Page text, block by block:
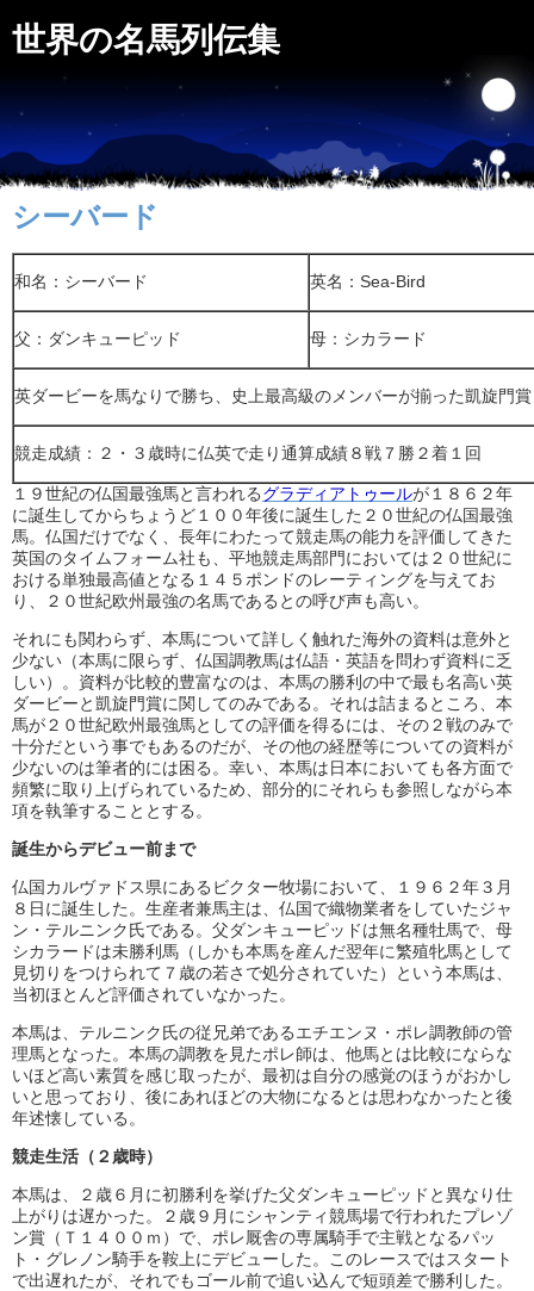
世界の名馬列伝集
シーバード
和名：シーバード 英名：Sea-Bird
父：ダンキューピッド 母：シカラード
英ダービーを馬なりで勝ち、史上最高級のメンバーが揃った凱旋門
競走成績：２・３歳時に仏英で走り通算成績８戦７勝２着１回
１９世紀の仏国最強馬と言われるグラディアトゥールが１８６２年
に誕生してからちょうど１００年後に誕生した２０世紀の仏国最強
馬。仏国だけでなく、長年にわたって競走馬の能力を評価してきた
英国のタイムフォーム社も、平地競走馬部門においては２０世紀に
おける単独最高値となる１４５ポンドのレーティングを与えてお
り、２０世紀欧州最強の名馬であるとの呼び声も高い。
それにも関わらず、本馬について詳しく触れた海外の資料は意外と
少ない（本馬に限らず、仏国調教馬は仏語・英語を問わず資料に乏
しい）。資料が比較的豊富なのは、本馬の勝利の中で最も名高い英
ダービーと凱旋門賞に関してのみである。それは詰まるところ、本
馬が２０世紀欧州最強馬としての評価を得るには、その２戦のみで
十分だという事でもあるのだが、その他の経歴等についての資料が
少ないのは筆者的には困る。幸い、本馬は日本においても各方面で
頻繁に取り上げられているため、部分的にそれらも参照しながら本
項を執筆することとする。
誕生からデビュー前まで
仏国カルヴァドス県にあるビクター牧場において、１９６２年３月
８日に誕生した。生産者兼馬主は、仏国で織物業者をしていたジャ
ン・テルニンク氏である。父ダンキューピッドは無名種牡馬で、母
シカラードは未勝利馬（しかも本馬を産んだ翌年に繁殖牝馬として
見切りをつけられて７歳の若さで処分されていた）という本馬は、
当初ほとんど評価されていなかった。
本馬は、テルニンク氏の従兄弟であるエチエンヌ・ポレ調教師の管
理馬となった。本馬の調教を見たポレ師は、他馬とは比較にならな
いほど高い素質を感じ取ったが、最初は自分の感覚のほうがおかし
いと思っており、後にあれほどの大物になるとは思わなかったと後
年述懐している。
競走生活（２歳時）
本馬は、２歳６月に初勝利を挙げた父ダンキューピッドと異なり仕
上がりは遅かった。２歳９月にシャンティ競馬場で行われたプレゾ
ン賞（Ｔ１４００ｍ）で、ポレ厩舎の専属騎手で主戦となるパッ
ト・グレノン騎手を鞍上にデビューした。このレースではスタート
で出遅れたが、それでもゴール前で追い込んで短頭差で勝利した。